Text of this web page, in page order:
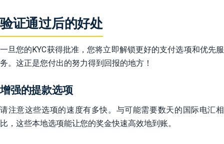
验证通过后的好处
一旦您的KYC获得批准，您将立即解锁更好的支付选项和优先服
务。这正是您付出的努力得到回报的地方！
增强的提款选项
请注意这些选项的速度有多快。与可能需要数天的国际电汇相
比，这些本地选项能让您的奖金快速高效地到账。